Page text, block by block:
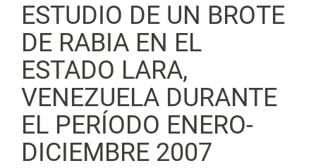
ESTUDIO DE UN BROTE
DE RABIA EN EL
ESTADO LARA,
VENEZUELA DURANTE
EL PERÍODO ENERO-
DICIEMBRE 2007